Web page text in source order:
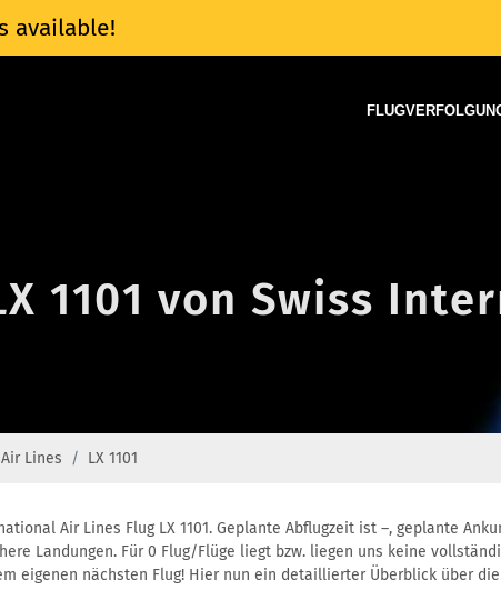
available!
1101 von Swiss
Lines LX 1101
Air Lines Flug LX 1101. Geplante Abflugzeit ist –, geplante
Landungen. Für 0 Flug/Flüge liegt bzw. liegen uns keine
eigenen nächsten Flug! Hier nun ein detaillierter Überblick über